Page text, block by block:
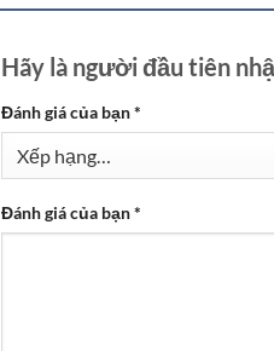
Hãy là người đầu tiên
Đánh giá của bạn*
Đánh giá của bạn*